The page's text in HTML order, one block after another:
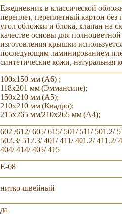
Ежедневник в классической
переплет, переплетный картон без
угол обложки и блока, клапан на
качестве основы для
изготовления крышки
последующим ламинированием
синтетические кожи, натуральная
100х150 мм (А6) ;
118х201 мм (Эммансипе);
150х210 мм (А5);
210х210 мм (Квадро);
215х265 мм/210х265 мм (А4);
602 /612/ 605/ 615/ 501/ 511/ 501.2/
502.3/ 512.3/ 401/ 411/ 401.2/ 411.2/
404/ 414/ 405/ 415
E-68
нитко-швейный
да